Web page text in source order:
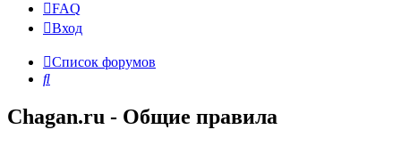
FAQ
Вход
Список форумов
Поиск
Chagan.ru - Общие правила